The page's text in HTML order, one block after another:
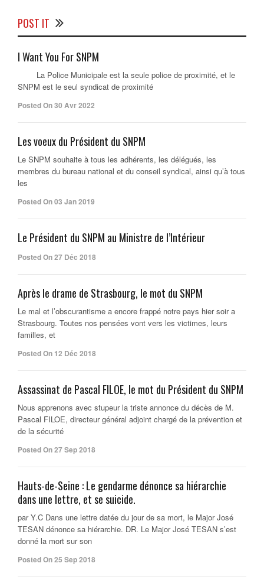
POST IT
I Want You For SNPM
La Police Municipale est la seule police de proximité, et le
SNPM est le seul syndicat de proximité
Posted On 30 Avr 2022
Les voeux du Président du SNPM
Le SNPM souhaite à tous les adhérents, les délégués, les
membres du bureau national et du conseil syndical, ainsi qu’à tous
les
Posted On 03 Jan 2019
Le Président du SNPM au Ministre de l’Intérieur
Posted On 27 Déc 2018
Après le drame de Strasbourg, le mot du SNPM
Le mal et l’obscurantisme a encore frappé notre pays hier soir a
Strasbourg. Toutes nos pensées vont vers les victimes, leurs
familles, et
Posted On 12 Déc 2018
Assassinat de Pascal FILOE, le mot du Président du SNPM
Nous apprenons avec stupeur la triste annonce du décès de M.
Pascal FILOE, directeur général adjoint chargé de la prévention et
de la sécurité
Posted On 27 Sep 2018
Hauts-de-Seine : Le gendarme dénonce sa hiérarchie
dans une lettre, et se suicide.
par Y.C Dans une lettre datée du jour de sa mort, le Major José
TESAN dénonce sa hiérarchie. DR. Le Major José TESAN s’est
donné la mort sur son
Posted On 25 Sep 2018